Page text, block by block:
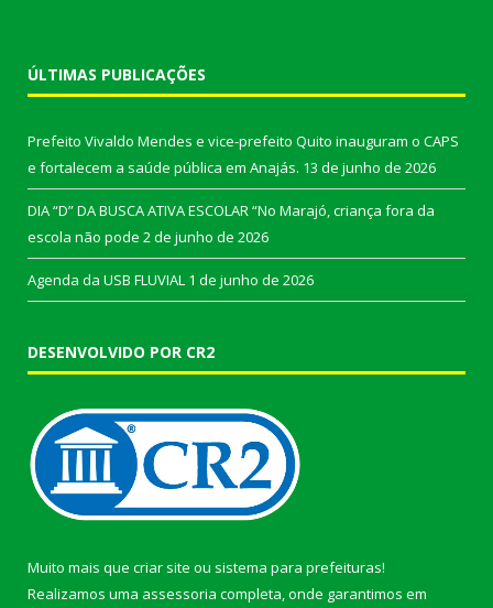
ÚLTIMAS PUBLICAÇÕES
Prefeito Vivaldo Mendes e vice-prefeito Quito inauguram o CAPS
e fortalecem a saúde pública em Anajás. 13 de junho de 2026
DIA “D” DA BUSCA ATIVA ESCOLAR “No Marajó, criança fora da
escola não pode 2 de junho de 2026
Agenda da USB FLUVIAL 1 de junho de 2026
DESENVOLVIDO POR CR2
Muito mais que criar site ou sistema para prefeituras!
Realizamos uma assessoria completa, onde garantimos em